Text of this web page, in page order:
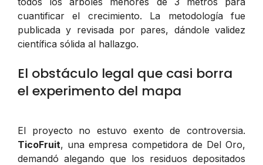
cuantificar el crecimiento. La metodología fue
publicada y revisada por pares, dándole validez
científica sólida al hallazgo.
El obstáculo legal que casi borra
el experimento del mapa
El proyecto no estuvo exento de controversia.
TicoFruit, una empresa competidora de Del Oro,
demandó alegando que los residuos depositados